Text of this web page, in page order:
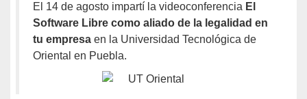
El 14 de agosto impartí la videoconferencia El
Software Libre como aliado de la legalidad en
tu empresa en la Universidad Tecnológica de
Oriental en Puebla.